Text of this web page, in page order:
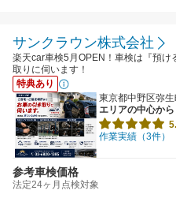
サンクラウン株式会社
楽天car車検5月OPEN！車検は『預
取りに伺います！
特典あり
東京都中野区弥
エリアの中心から
作業実績（3件）
参考車検価格
法定24ヶ月点検対象